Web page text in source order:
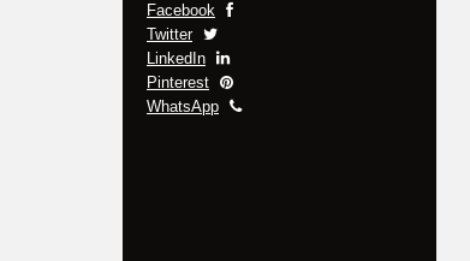
Facebook
Twitter
LinkedIn
Pinterest
WhatsApp